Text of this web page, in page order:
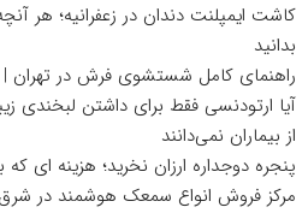
کاشت ایمپلنت دندان در زعفرانیه؛ هر
بدانید
راهنمای کامل شستشوی فرش در تهران |
آیا ارتودنسی فقط برای داشتن لبخندی
از بیماران نمی‌دانند
پنجره دوجداره ارزان نخرید؛ هزینه ای که
مرکز فروش انواع سمعک هوشمند در شرق